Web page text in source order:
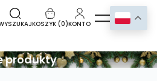
KOSZYK (0)KONTO
produkty